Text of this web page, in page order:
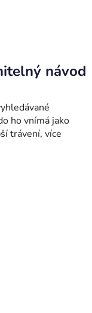
návod
ho vnímá jako
trávení, více